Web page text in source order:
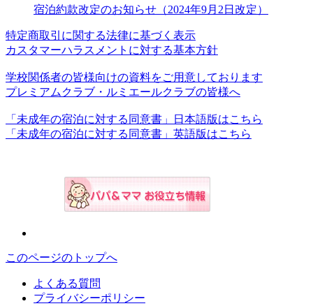
宿泊約款改定のお知らせ（2024年9月2日改定）
特定商取引に関する法律に基づく表示
カスタマーハラスメントに対する基本方針
学校関係者の皆様向けの資料をご用意しております
プレミアムクラブ・ルミエールクラブの皆様へ
「未成年の宿泊に対する同意書」日本語版はこちら
「未成年の宿泊に対する同意書」英語版はこちら
このページのトップへ
よくある質問
プライバシーポリシー